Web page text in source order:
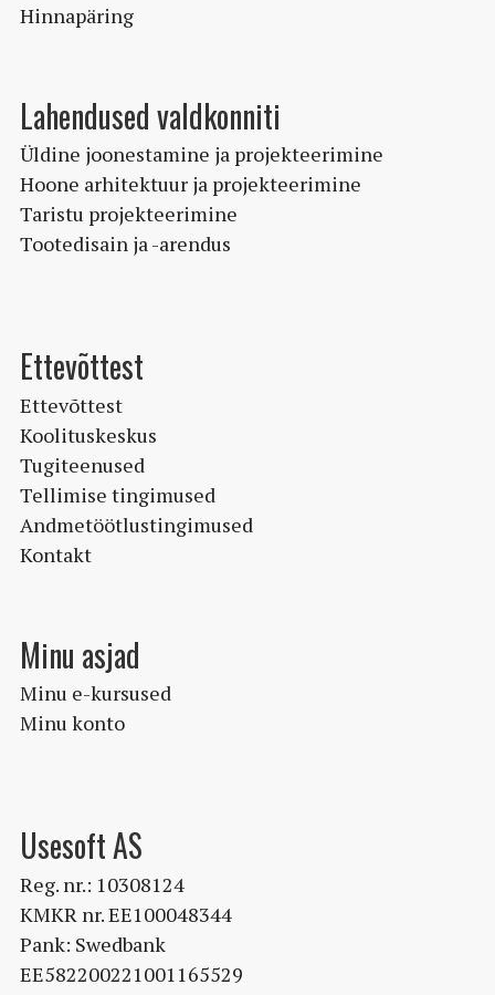
Hinnapäring
Lahendused valdkonniti
Üldine joonestamine ja projekteerimine
Hoone arhitektuur ja projekteerimine
Taristu projekteerimine
Tootedisain ja -arendus
Ettevõttest
Ettevõttest
Koolituskeskus
Tugiteenused
Tellimise tingimused
Andmetöötlustingimused
Kontakt
Minu asjad
Minu e-kursused
Minu konto
Usesoft AS
Reg. nr.: 10308124
KMKR nr. EE100048344
Pank: Swedbank
EE582200221001165529